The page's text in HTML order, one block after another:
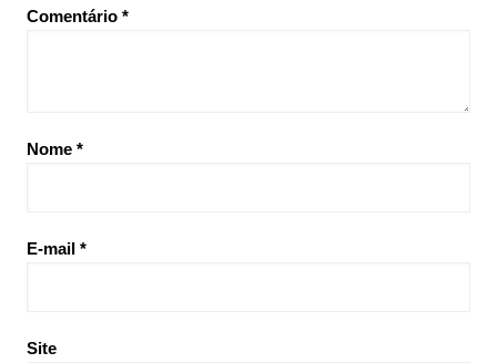
Comentário *
Nome *
E-mail *
Site